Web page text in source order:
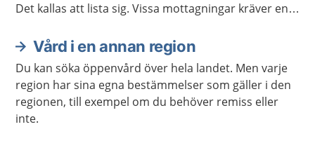
Det kallas att lista sig. Vissa mottagningar kräver en
att boka tid på en mottagning.
Vård i en annan region
Du kan söka öppenvård över hela landet. Men varje
region har sina egna bestämmelser som gäller i den
regionen, till exempel om du behöver remiss eller
inte.